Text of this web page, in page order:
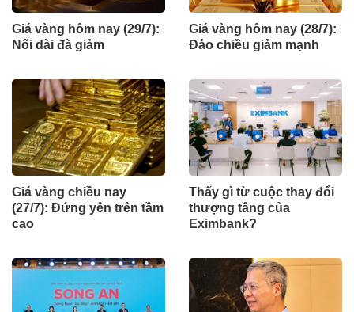
Giá vàng hôm nay (29/7):
Nối dài đà giảm
Giá vàng hôm nay (28/7):
Đảo chiều giảm mạnh
Giá vàng chiều nay
(27/7): Đứng yên trên tầm
cao
Thấy gì từ cuộc thay đổi
thượng tầng của
Eximbank?